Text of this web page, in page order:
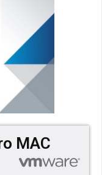
MAC